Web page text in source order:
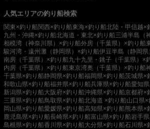
人気エリアの釣り船検索
関東×釣り船関西×釣り船東海×釣り船北陸・甲信越×
九州・沖縄×釣り船北海道・東北×釣り船三浦半島（
相模湾（神奈川県）×釣り船外房（千葉県）×釣り船
駿河湾・遠州灘（静岡県）×釣り船伊豆半島（静岡県
南房（千葉県）×釣り船九十九里・銚子（千葉県）×
内房（千葉県）×釣り船東京湾奥（千葉県）×釣り船
千葉県×釣り船静岡県×釣り船福岡県×釣り船茨城県×
和歌山県×釣り船福井県×釣り船兵庫県×釣り船愛知
新潟県×釣り船大阪府×釣り船沖縄県×釣り船京都府×
三重県×釣り船鳥取県×釣り船北海道 ×釣り船山口県×
岡山県×釣り船愛媛県×釣り船高知県×釣り船熊本県×
鹿児島県×釣り船長崎県×釣り船富山県×釣り船岩手
島根県×釣り船香川県×釣り船大分県×釣り船石川県×